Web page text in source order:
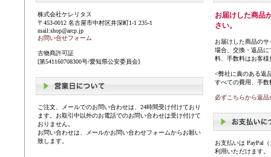
株式会社ケレリタス
〒453-0012 名古屋市中村区井深町1-1 235-1
mail:shop@arcp.jp
お問い合せフォーム
古物商許可証
[第541160708300号/愛知県公安委員会]
ご注文、メールでのお問い合わせは、24時間受け付けており
ます。お取引中以外のお電話でのお問い合わせは受け付けて
おりません。
お問い合わせは、メールかお問い合わせフォームからお願い
致します。
お届けした商品
さい。
お届けした商品の
場合、交換・返品
料、手数料はお客
<弊社に責のある返
すべての費用、手
必ずこちらから返
お支払いは PayPal
利用いただけます。